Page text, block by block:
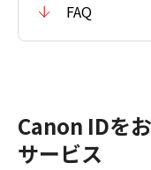
FAQ
Canon IDを
サービス